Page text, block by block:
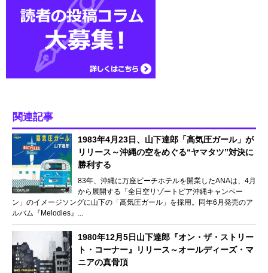
関連記事
1983年4月23日、山下達郎「高気圧ガール」が
リリース～沖縄の空をめぐる“ヤマタツ”対決に
勝利する
83年、沖縄に万座ビーチホテルを開業したANAは、4月
から展開する「全日空リゾートピア沖縄キャンペー
ン」のイメージソングに山下の「高気圧ガール」を採用。同年6月発売のア
ルバム『Melodies』...
1980年12月5日山下達郎『オン・ザ・ストリー
ト・コーナー』リリース～オールディーズ・マ
ニアの真骨頂